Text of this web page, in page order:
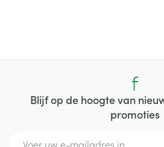
Blijf op de hoogte van
promoties